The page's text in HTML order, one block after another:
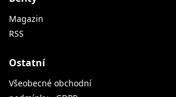
Magazin
RSS
Ostatní
Všeobecné obchodní